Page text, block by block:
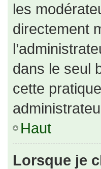
les
directement
dans le seul
cette
Haut
Lorsque je